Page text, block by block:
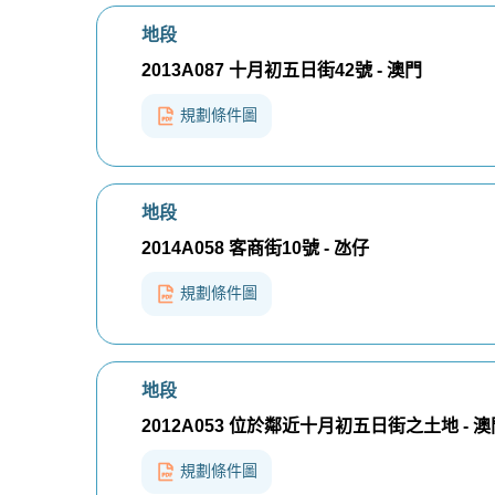
地段
2013A087 十月初五日街42號 - 澳門
規劃條件圖
地段
2014A058 客商街10號 - 氹仔
規劃條件圖
地段
2012A053 位於鄰近十月初五日街之土地 - 澳
規劃條件圖